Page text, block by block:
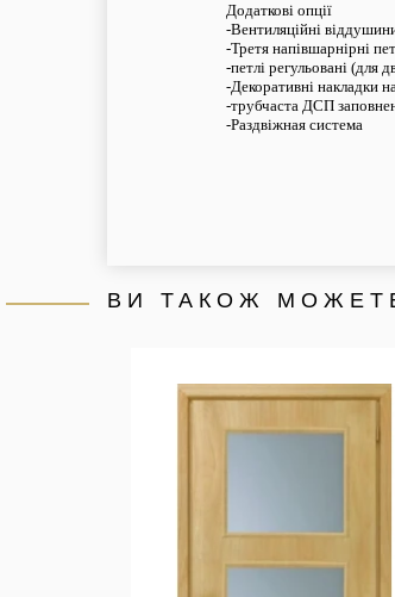
Додаткові опції
-Вентиляційні
-Третя напівшарнірні
-петлі регульовані
-Декоративні накладки
-трубчаста ДСП
-Раздвіжная система
ВИ ТАКОЖ